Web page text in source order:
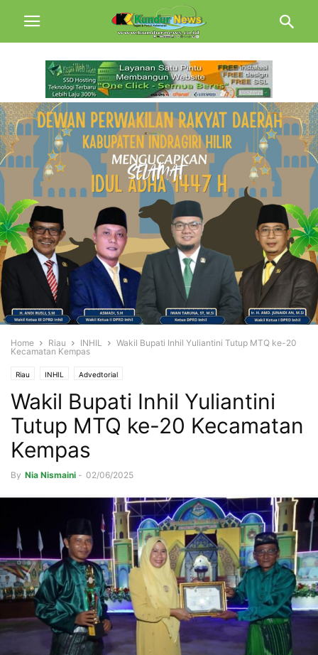
Home Riau INHIL
Wakil Bupati Inhil Yuliantini Tutup MTQ ke-20
Kecamatan Kempas
Riau INHIL Advedtorial
Wakil Bupati Inhil Yuliantini
Tutup MTQ ke-20 Kecamatan
Kempas
By Nia Nismaini - 02/06/2025